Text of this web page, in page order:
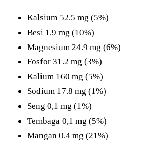
Kalsium 52.5 mg (5%)
Besi 1.9 mg (10%)
Magnesium 24.9 mg (6%)
Fosfor 31.2 mg (3%)
Kalium 160 mg (5%)
Sodium 17.8 mg (1%)
Seng 0,1 mg (1%)
Tembaga 0,1 mg (5%)
Mangan 0.4 mg (21%)